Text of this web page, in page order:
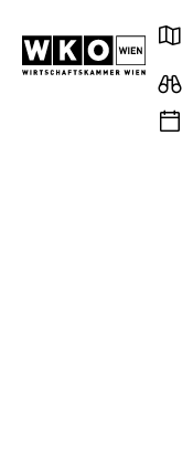
Inhalt
springen
Hauptnavigation
springen
Footer
springen